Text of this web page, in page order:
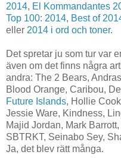
2014, El Kommandantes
Top 100: 2014, Best of
eller 2014 i ord och toner.
Det spretar ju som tur var
även om det finns några
andra: The 2 Bears,
Blood Orange, Caribou,
Future Islands, Hollie
Jessie Ware, Kindness,
Majid Jordan, Mark
SBTRKT, Seinabo Sey,
Ja, det blev rätt många.